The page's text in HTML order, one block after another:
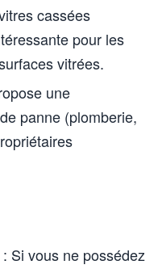
cassées
pour les
vitrées.
une
panne (plomberie,
Si vous ne possédez